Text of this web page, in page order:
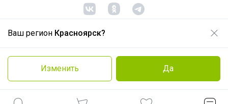
Ваш регион Красноярск?
Изменить Да
© ООО "Лявита", ОГРН 1122468054070, 2012 -2026
Политика конфиденциальности
Cоглашение пользователя